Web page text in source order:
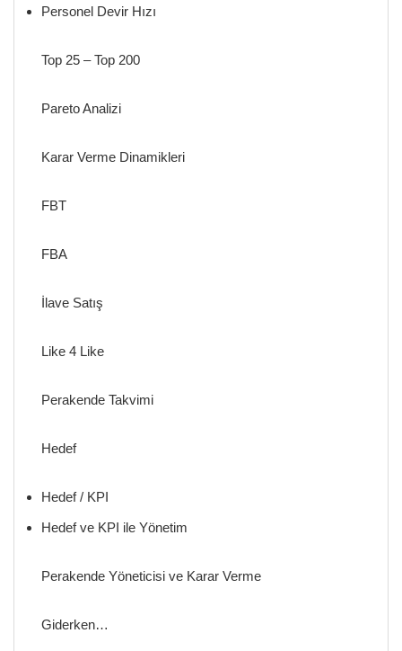
Personel Devir Hızı
Top 25 – Top 200
Pareto Analizi
Karar Verme Dinamikleri
FBT
FBA
İlave Satış
Like 4 Like
Perakende Takvimi
Hedef
Hedef / KPI
Hedef ve KPI ile Yönetim
Perakende Yöneticisi ve Karar Verme
Giderken…